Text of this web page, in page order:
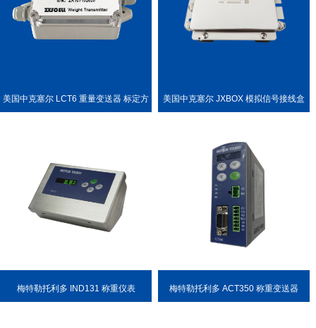
美国中克塞尔 LCT6 重量变送器 标定方 美国中克塞尔 JXBOX 模拟信号接线盒
梅特勒托利多 IND131 称重仪表 梅特勒托利多 ACT350 称重变送器